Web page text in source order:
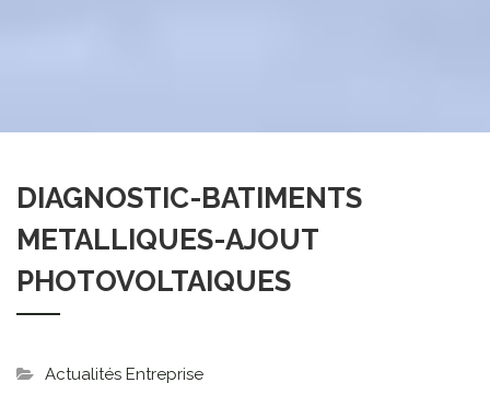
DIAGNOSTIC-BATIMENTS
METALLIQUES-AJOUT
PHOTOVOLTAIQUES
Actualités Entreprise